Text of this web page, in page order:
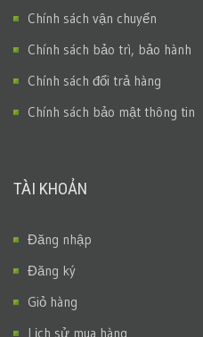
Chính sách vận chuyển
Chính sách bảo trì, bảo hành
Chính sách đổi trả hàng
Chính sách bảo mật thông tin
TÀI KHOẢN
Đăng nhập
Đăng ký
Giỏ hàng
Lịch sử mua hàng